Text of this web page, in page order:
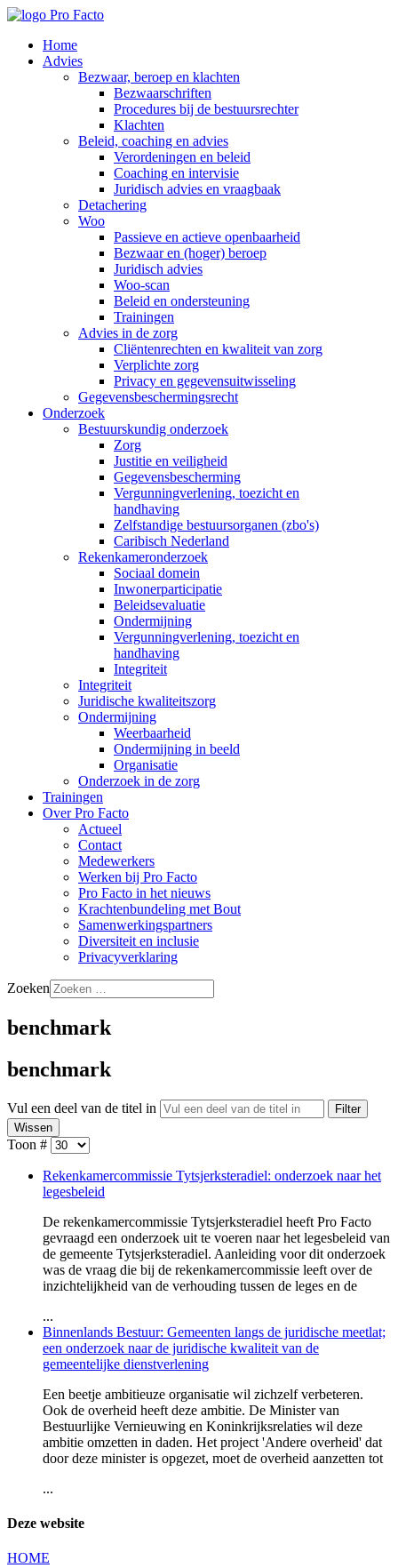
Home
Advies
Bezwaar, beroep en klachten
Bezwaarschriften
Procedures bij de bestuursrechter
Klachten
Beleid, coaching en advies
Verordeningen en beleid
Coaching en intervisie
Juridisch advies en vraagbaak
Detachering
Woo
Passieve en actieve openbaarheid
Bezwaar en (hoger) beroep
Juridisch advies
Woo-scan
Beleid en ondersteuning
Trainingen
Advies in de zorg
Cliëntenrechten en kwaliteit van zorg
Verplichte zorg
Privacy en gegevensuitwisseling
Gegevensbeschermingsrecht
Onderzoek
Bestuurskundig onderzoek
Zorg
Justitie en veiligheid
Gegevensbescherming
Vergunningverlening, toezicht en
handhaving
Zelfstandige bestuursorganen (zbo's)
Caribisch Nederland
Rekenkameronderzoek
Sociaal domein
Inwonerparticipatie
Beleidsevaluatie
Ondermijning
Vergunningverlening, toezicht en
handhaving
Integriteit
Integriteit
Juridische kwaliteitszorg
Ondermijning
Weerbaarheid
Ondermijning in beeld
Organisatie
Onderzoek in de zorg
Trainingen
Over Pro Facto
Actueel
Contact
Medewerkers
Werken bij Pro Facto
Pro Facto in het nieuws
Krachtenbundeling met Bout
Samenwerkingspartners
Diversiteit en inclusie
Privacyverklaring
Zoeken
benchmark
benchmark
Vul een deel van de titel in
Filter
Wissen
Toon #
Rekenkamercommissie Tytsjerksteradiel: onderzoek naar het
legesbeleid
De rekenkamercommissie Tytsjerksteradiel heeft Pro Facto
gevraagd een onderzoek uit te voeren naar het legesbeleid van
de gemeente Tytsjerksteradiel. Aanleiding voor dit onderzoek
was de vraag die bij de rekenkamercommissie leeft over de
inzichtelijkheid van de verhouding tussen de leges en de
...
Binnenlands Bestuur: Gemeenten langs de juridische meetlat;
een onderzoek naar de juridische kwaliteit van de
gemeentelijke dienstverlening
Een beetje ambitieuze organisatie wil zichzelf verbeteren.
Ook de overheid heeft deze ambitie. De Minister van
Bestuurlijke Vernieuwing en Koninkrijksrelaties wil deze
ambitie omzetten in daden. Het project 'Andere overheid' dat
door deze minister is opgezet, moet de overheid aanzetten tot
...
Deze website
HOME